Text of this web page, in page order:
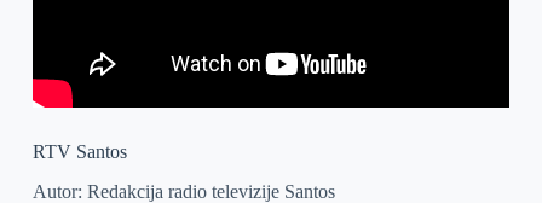
RTV Santos
Autor: Redakcija radio televizije Santos